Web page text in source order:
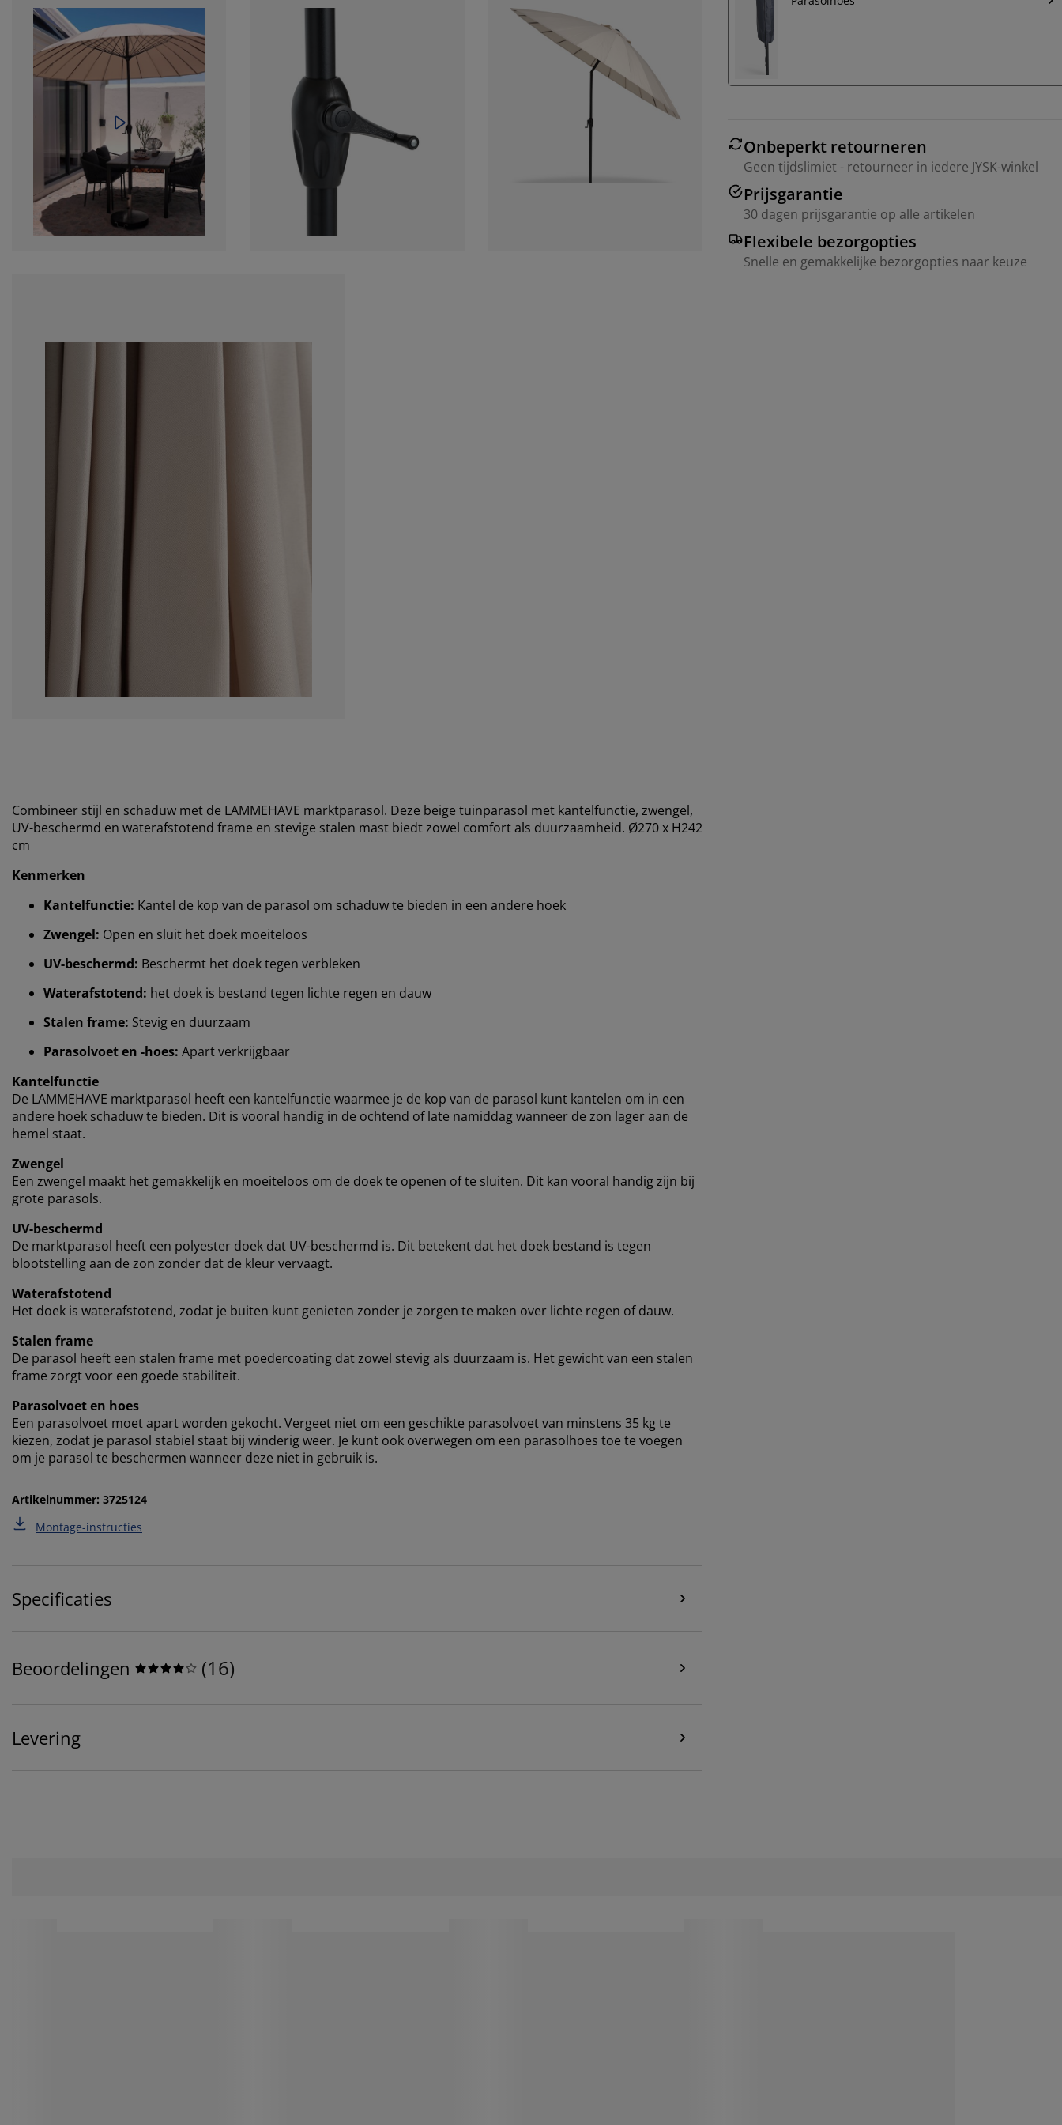
Onbeperkt retourneren
Geen tijdslimiet - retourneer in iedere JYSK-winkel
Prijsgarantie
30 dagen prijsgarantie op alle artikelen
Flexibele bezorgopties
Snelle en gemakkelijke bezorgopties naar keuze
Combineer stijl en schaduw met de LAMMEHAVE marktparasol. Deze beige tuinparasol met kantelfunctie, zwengel,
UV-beschermd en waterafstotend frame en stevige stalen mast biedt zowel comfort als duurzaamheid. Ø270 x H242
cm
Kenmerken
Kantelfunctie: Kantel de kop van de parasol om schaduw te bieden in een andere hoek
Zwengel: Open en sluit het doek moeiteloos
UV-beschermd: Beschermt het doek tegen verbleken
Waterafstotend: het doek is bestand tegen lichte regen en dauw
Stalen frame: Stevig en duurzaam
Parasolvoet en -hoes: Apart verkrijgbaar
Kantelfunctie
De LAMMEHAVE marktparasol heeft een kantelfunctie waarmee je de kop van de parasol kunt kantelen om in een
andere hoek schaduw te bieden. Dit is vooral handig in de ochtend of late namiddag wanneer de zon lager aan de
hemel staat.
Zwengel
Een zwengel maakt het gemakkelijk en moeiteloos om de doek te openen of te sluiten. Dit kan vooral handig zijn bij
grote parasols.
UV-beschermd
De marktparasol heeft een polyester doek dat UV-beschermd is. Dit betekent dat het doek bestand is tegen
blootstelling aan de zon zonder dat de kleur vervaagt.
Waterafstotend
Het doek is waterafstotend, zodat je buiten kunt genieten zonder je zorgen te maken over lichte regen of dauw.
Stalen frame
De parasol heeft een stalen frame met poedercoating dat zowel stevig als duurzaam is. Het gewicht van een stalen
frame zorgt voor een goede stabiliteit.
Parasolvoet en hoes
Een parasolvoet moet apart worden gekocht. Vergeet niet om een geschikte parasolvoet van minstens 35 kg te
kiezen, zodat je parasol stabiel staat bij winderig weer. Je kunt ook overwegen om een parasolhoes toe te voegen
om je parasol te beschermen wanneer deze niet in gebruik is.
Artikelnummer: 3725124
Montage-instructies
Specificaties
Beoordelingen (16)
Levering